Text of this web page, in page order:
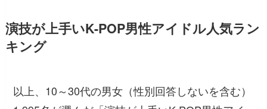
演技が上手いK-POP男性アイドル人気ラン
キング
以上、10～30代の男女（性別回答しないを含む）